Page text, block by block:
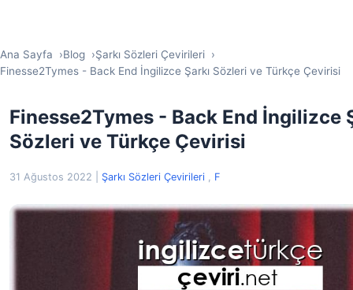
Ana Sayfa Blog
Şarkı Sözleri Çevirileri
Finesse2Tymes - Back End İngilizce Şarkı Sözleri ve Türkçe Çevirisi
Finesse2Tymes - Back End İngilizce
Sözleri ve Türkçe Çevirisi
31 Ağustos 2022 Şarkı Sözleri Çevirileri , F